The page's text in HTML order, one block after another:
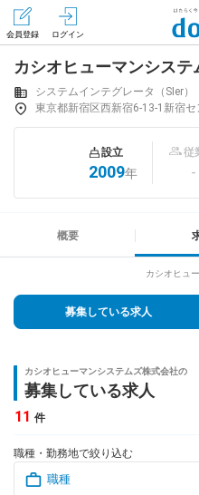
会員登録 ログイン
会員登録（無料）
は
求人を紹介してもらう
知りたい・聞きたい
専門サイト
対応時間：10:00～22:00(日曜・年末年始を
自動案内は24時間365日対応
転職の「モヤモヤ」、一人で悩まず
カシオヒューマンシステ
システムインテグレータ（SIer）
東京都新宿区西新宿6-13-1新宿
設立
2009年
従
-
概要
カシオヒュ
募集している求人
カシオヒューマンシステムズ株式会社の
募集している求人
11 件
職種・勤務地で絞り込む